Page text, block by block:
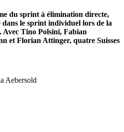
du sprint à élimination directe,
dans le sprint individuel lors de la
Avec Tino Polsini, Fabian
et Florian Attinger, quatre Suisses
Aebersold